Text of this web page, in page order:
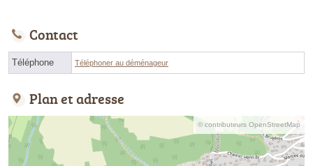
Contact
Téléphone Téléphoner au déménageur
Plan et adresse
© contributeurs OpenStreetMap